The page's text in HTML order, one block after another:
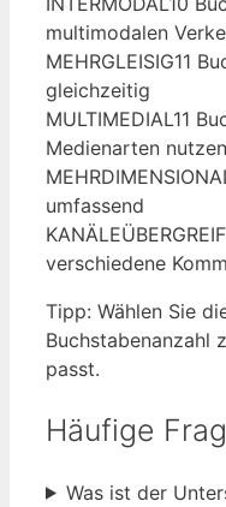
multimodalen
MEHRGLEISIG11
gleichzeitig
MULTIMEDIAL11
Medienarten
umfassend
verschiedene
Tipp: Wählen Sie
Buchstabenanzahl
passt.
Häufige
Was ist der